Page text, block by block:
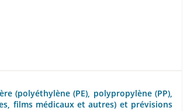
(polyéthylène (PE), polypropylène (PP),
films médicaux et autres) et prévisions